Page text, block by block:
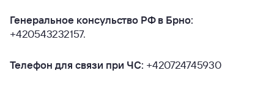
Генеральное консульство РФ в Брно:
+420543232157.
Телефон для связи при ЧС: +420724745930